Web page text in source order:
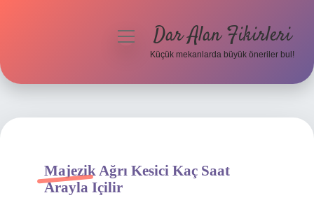
Hakkımızda
menüyüDar Alan Fikirleri
Küçük mekanlarda büyük öneriler bul!
Majezik Ağrı Kesici Kaç Saat
Arayla Içilir